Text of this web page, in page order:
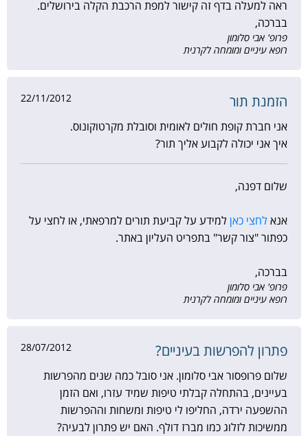
ראה למעלה בדף זה קישור למפת הרכבת הקלה בירושלים.
בברכה,
פרופ' אבי סלומון
רופא עיניים ומומחה לקרנית
הזמנת תור 22/11/2012
אני חברת קופת חולים לאומית וסובלת מקרטוקונוס.
איך אני יכולה לקבוע אליך תור?
שלום דפנה,
אנאלחצי כאןלמידע על קביעת תורים למרפאתי, או לחצי על
כפתור "צור קשר" בתפריט העליון באתר.
בברכה,
פרופ' אבי סלומון
רופא עיניים ומומחה לקרנית
פתרון להפרשות בעיניים? 28/07/2012
שלום פרופסור אבי סלומון. אני סובל כמה שנים מהפרשות
בעיינים, בהתחלה קבלתי טיפות שמיד עזרו, ואם הזמן
ההשפעה ירדה, החליפו לי טיפות ומשחות וההפרשות
ממשיכות לזלוג כמו מברז דולף. האם יש פתרון לבעיה?